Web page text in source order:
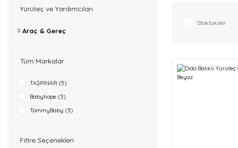
Yürüteç ve Yardımcıları
Araç & Gereç
Tüm Markalar
TAŞPINAR (5)
Babyhope (3)
TommyBaby (3)
Filtre Seçenekleri
Stoktakiler